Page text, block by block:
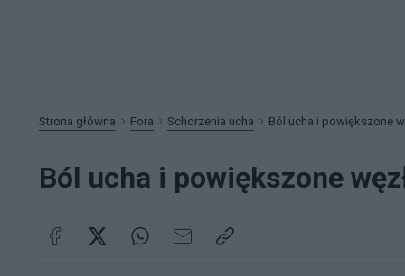
Strona główna Fora Schorzenia ucha Ból ucha i powiększone
Ból ucha i powiększone